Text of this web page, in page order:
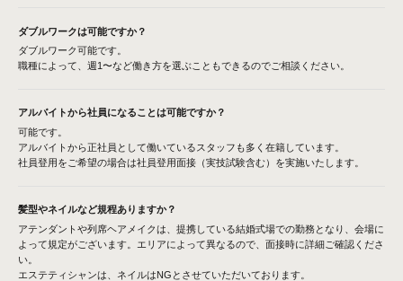
ダブルワークは可能ですか？
ダブルワーク可能です。
職種によって、週1〜など働き方を選ぶこともできるのでご相談ください。
アルバイトから社員になることは可能ですか？
可能です。
アルバイトから正社員として働いているスタッフも多く在籍しています。
社員登用をご希望の場合は社員登用面接（実技試験含む）を実施いたします。
髪型やネイルなど規程ありますか？
アテンダントや列席ヘアメイクは、提携している結婚式場での勤務となり、会場に
よって規定がございます。エリアによって異なるので、面接時に詳細ご確認くださ
い。
エステティシャンは、ネイルはNGとさせていただいております。